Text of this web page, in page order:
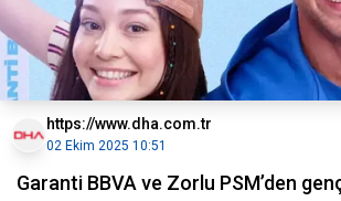
https://www.dha.com.tr
02 Ekim 2025 10:51
Garanti BBVA ve Zorlu PSM’den